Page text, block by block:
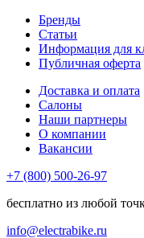
Бренды
Статьи
Информация для
Публичная оферта
Доставка и оплата
Салоны
Наши партнеры
О компании
Вакансии
+7 (800) 500-26-97
бесплатно из любой
info@electrabike.ru